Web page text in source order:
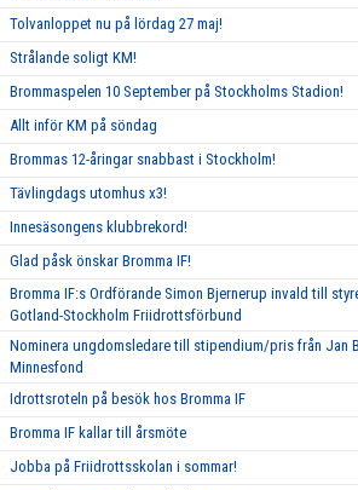
Tolvanloppet nu på lördag 27 maj!
Strålande soligt KM!
Brommaspelen 10 September på Stockholms Stadion!
Allt inför KM på söndag
Brommas 12-åringar snabbast i Stockholm!
Tävlingdags utomhus x3!
Innesäsongens klubbrekord!
Glad påsk önskar Bromma IF!
Bromma IF:s Ordförande Simon Bjernerup invald till
Gotland-Stockholm Friidrottsförbund
Nominera ungdomsledare till stipendium/pris från Jan
Minnesfond
Idrottsroteln på besök hos Bromma IF
Bromma IF kallar till årsmöte
Jobba på Friidrottsskolan i sommar!